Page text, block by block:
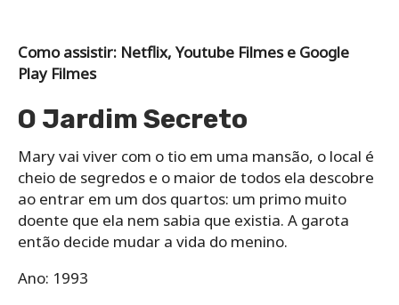
Como assistir: Netflix, Youtube Filmes e Google
Play Filmes
O Jardim Secreto
Mary vai viver com o tio em uma mansão, o local é
cheio de segredos e o maior de todos ela descobre
ao entrar em um dos quartos: um primo muito
doente que ela nem sabia que existia. A garota
então decide mudar a vida do menino.
Ano: 1993